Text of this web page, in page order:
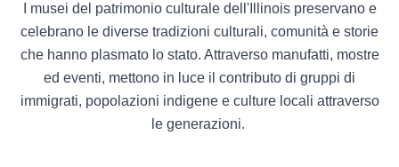
I musei del patrimonio culturale dell'Illinois preservano e
celebrano le diverse tradizioni culturali, comunità e storie
che hanno plasmato lo stato. Attraverso manufatti, mostre
ed eventi, mettono in luce il contributo di gruppi di
immigrati, popolazioni indigene e culture locali attraverso
le generazioni.